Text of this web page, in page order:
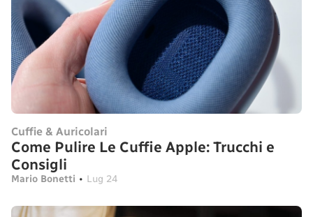
Cuffie & Auricolari
Come Pulire Le Cuffie Apple: Trucchi e
Consigli
Mario Bonetti • Lug 24